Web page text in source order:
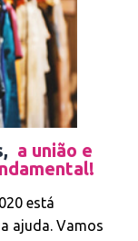
a união e
está
ajuda. Vamos